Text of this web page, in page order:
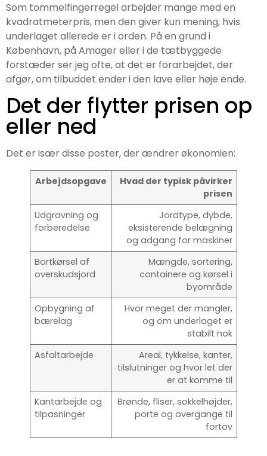
Som tommelfingerregel arbejder mange med en
kvadratmeterpris, men den giver kun mening, hvis
underlaget allerede er i orden. På en grund i
København, på Amager eller i de tætbyggede
forstæder ser jeg ofte, at det er forarbejdet, der
afgør, om tilbuddet ender i den lave eller høje ende.
Det der flytter prisen op
eller ned
Det er især disse poster, der ændrer økonomien:
Arbejdsopgave
Hvad der typisk påvirker
prisen
Udgravning og
forberedelse
Jordtype, dybde,
eksisterende belægning
og adgang for maskiner
Bortkørsel af
overskudsjord
Mængde, sortering,
containere og kørsel i
byområde
Opbygning af
bærelag
Hvor meget der mangler,
og om underlaget er
stabilt nok
Asfaltarbejde
Areal, tykkelse, kanter,
tilslutninger og hvor let der
er at komme til
Kantarbejde og
tilpasninger
Brønde, fliser, sokkelhøjder,
porte og overgange til
fortov